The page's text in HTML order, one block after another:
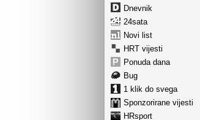
Dnevnik
24sata
Novi list
HRT vijesti
Ponuda dana
Bug
1 klik do svega
Sponzorirane vijesti
HRsport